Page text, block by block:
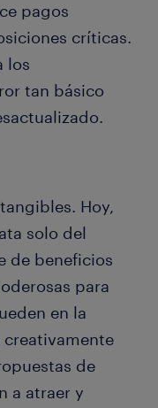
pagos
críticas.
los
tan básico
Hoy,
solo del
de beneficios
para
en la
creativamente
de
a atraer y